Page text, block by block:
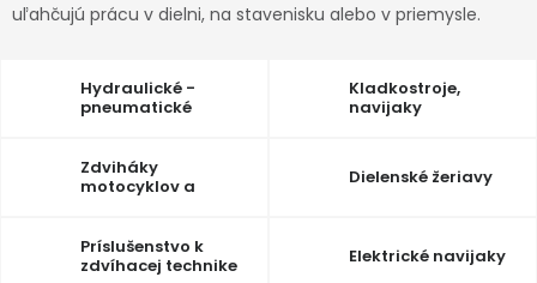
Domácnosť
Ochranné pracovné pomôcky
uľahčujú prácu v dielni, na stavenisku alebo v priemysle.
Hydraulické -
pneumatické
Kladkostroje,
navijaky
Zdviháky
motocyklov a
Dielenské žeriavy
Príslušenstvo k
zdvíhacej technike
Elektrické navijaky